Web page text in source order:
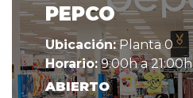
PEPCO
Ubicación:Planta 0
Horario:9:00h a 21:00h
ABIERTO